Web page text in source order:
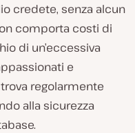
credete, senza alcun
comporta costi di
di un’eccessiva
e
regolarmente
alla sicurezza